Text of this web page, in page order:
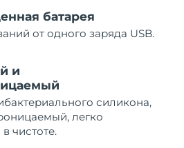
батарея
от одного заряда USB.
и
силикона,
легко
чистоте.